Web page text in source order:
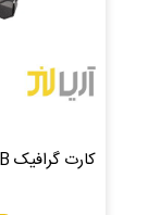
کارت گرافیک RX 6800 ASUS TUF GAMING OC 16GB